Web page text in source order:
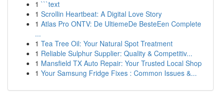
1 ```text
1 Scrollin Heartbeat: A Digital Love Story
1 Atlas Pro ONTV: De UltiemeDe BesteEen Complete
...
1 Tea Tree Oil: Your Natural Spot Treatment
1 Reliable Sulphur Supplier: Quality & Competitiv...
1 Mansfield TX Auto Repair: Your Trusted Local Shop
1 Your Samsung Fridge Fixes : Common Issues &...